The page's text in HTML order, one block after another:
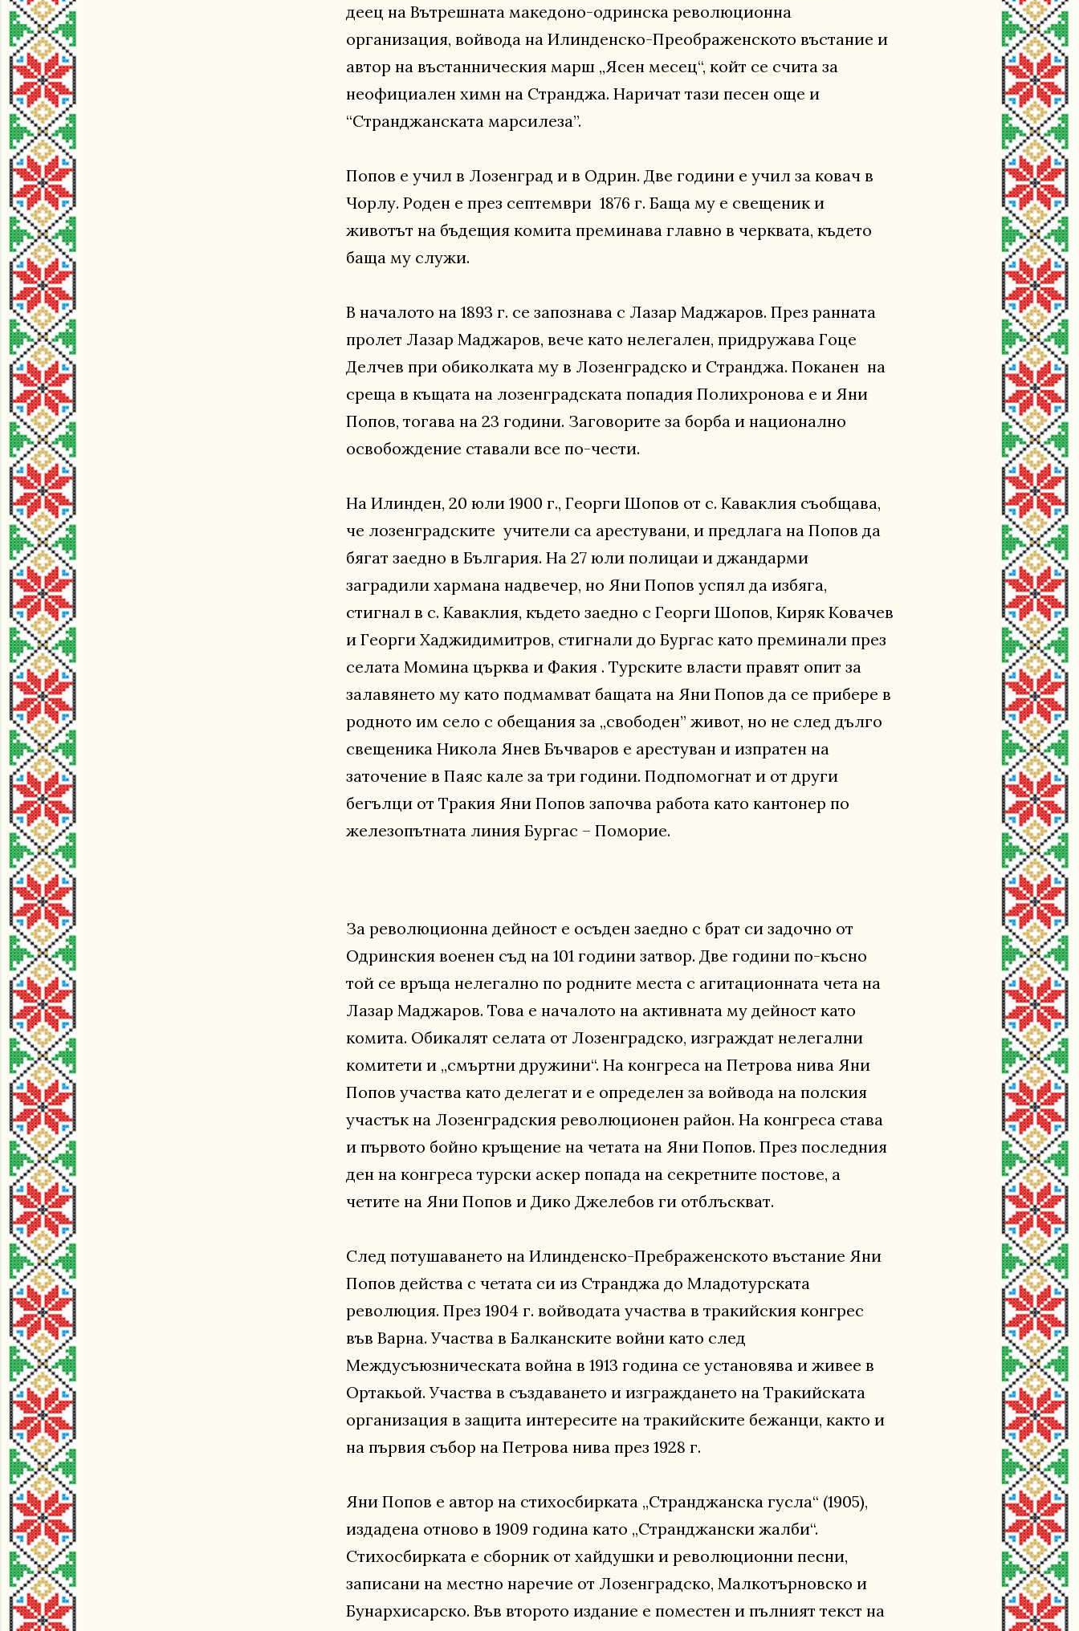
деец на Вътрешната македоно-одринска революционна
организация, войвода на Илинденско-Преображенското въстание и
автор на въстанническия марш „Ясен месец“, койт се счита за
неофициален химн на Странджа. Наричат тази песен още и
“Странджанската марсилеза”.
Попов е учил в Лозенград и в Одрин. Две години е учил за ковач в
Чорлу. Роден е през септември 1876 г. Баща му е свещеник и
животът на бъдещия комита преминава главно в черквата, където
баща му служи.
В началото на 1893 г. се запознава с Лазар Маджаров. През ранната
пролет Лазар Маджаров, вече като нелегален, придружава Гоце
Делчев при обиколката му в Лозенградско и Странджа. Поканен на
среща в къщата на лозенградската попадия Полихронова е и Яни
Попов, тогава на 23 години. Заговорите за борба и национално
освобождение ставали все по-чести.
На Илинден, 20 юли 1900 г., Георги Шопов от с. Каваклия съобщава,
че лозенградските учители са арестувани, и предлага на Попов да
бягат заедно в България. На 27 юли полицаи и джандарми
заградили хармана надвечер, но Яни Попов успял да избяга,
стигнал в с. Каваклия, където заедно с Георги Шопов, Киряк Ковачев
и Георги Хаджидимитров, стигнали до Бургас като преминали през
селата Момина църква и Факия . Турските власти правят опит за
залавянето му като подмамват бащата на Яни Попов да се прибере в
родното им село с обещания за „свободен” живот, но не след дълго
свещеника Никола Янев Бъчваров е арестуван и изпратен на
заточение в Паяс кале за три години. Подпомогнат и от други
бегълци от Тракия Яни Попов започва работа като кантонер по
железопътната линия Бургас – Поморие.
За революционна дейност е осъден заедно с брат си задочно от
Одринския военен съд на 101 години затвор. Две години по-късно
той се връща нелегално по родните места с агитационната чета на
Лазар Маджаров. Това е началото на активната му дейност като
комита. Обикалят селата от Лозенградско, изграждат нелегални
комитети и „смъртни дружини“. На конгреса на Петрова нива Яни
Попов участва като делегат и е определен за войвода на полския
участък на Лозенградския революционен район. На конгреса става
и първото бойно кръщение на четата на Яни Попов. През последния
ден на конгреса турски аскер попада на секретните постове, a
четите на Яни Попов и Дико Джелебов ги отблъскват.
След потушаването на Илинденско-Пребраженското въстание Яни
Попов действа с четата си из Странджа до Младотурската
революция. През 1904 г. войводата участва в тракийския конгрес
във Варна. Участва в Балканските войни като след
Междусъюзническата война в 1913 година се установява и живее в
Ортакьой. Участва в създаването и изграждането на Тракийската
организация в защита интересите на тракийските бежанци, както и
на първия събор на Петрова нива през 1928 г.
Яни Попов е автор на стихосбирката „Странджанска гусла“ (1905),
издадена отново в 1909 година като „Странджански жалби“.
Стихосбирката е сборник от хайдушки и революционни песни,
записани на местно наречие от Лозенградско, Малкотърновско и
Бунархисарско. Във второто издание е поместен и пълният текст на